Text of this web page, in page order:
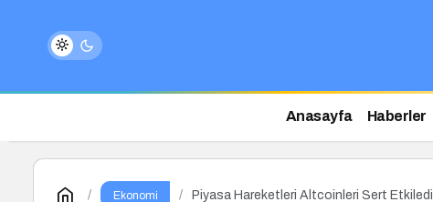
Anasayfa Haberler
Ekonomi Piyasa Hareketleri Altcoinleri Sert Etkiledi